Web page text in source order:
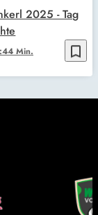
bookmark_border
Min.
2025 - Tag